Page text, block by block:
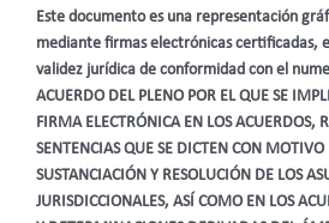
Este documento es una representación
mediante firmas electrónicas certificadas,
validez jurídica de conformidad con el
ACUERDO DEL PLENO POR EL QUE SE
FIRMA ELECTRÓNICA EN LOS ACUERDOS,
SENTENCIAS QUE SE DICTEN CON
SUSTANCIACIÓN Y RESOLUCIÓN DE LOS
JURISDICCIONALES, ASÍ COMO EN LOS